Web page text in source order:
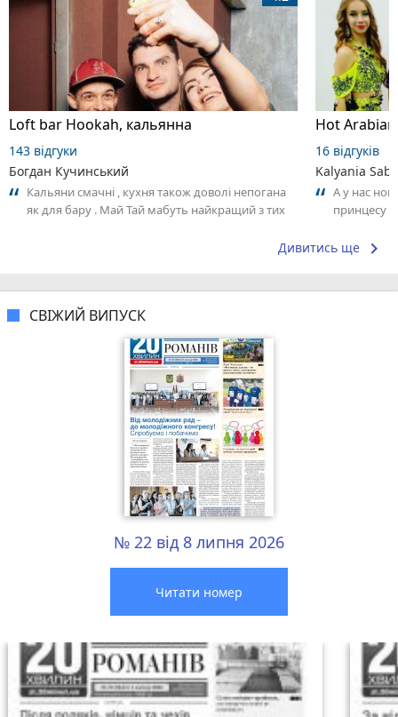
Loft bar Hookah, кальянна
143 відгуки
Богдан Кучинський
Кальяни смачні , кухня також доволі непогана
як для бару . Май Тай мабуть найкращий з тих
16 відгуків
Kalyania
А у нас
принцесу
Дивитись ще keyboard_arrow_right
СВІЖИЙ ВИПУСК
№ 22 від 8 липня 2026
Читати номер